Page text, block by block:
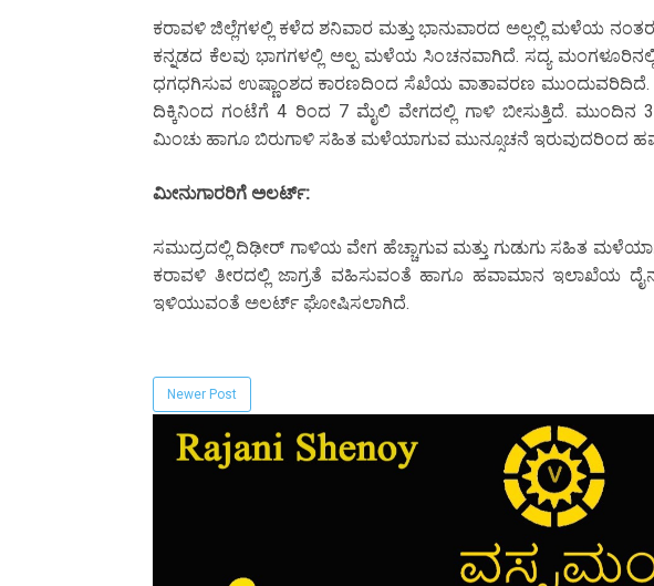
ಕರಾವಳಿ ಜಿಲ್ಲೆಗಳಲ್ಲಿ ಕಳೆದ ಶನಿವಾರ ಮತ್ತು ಭಾನುವಾರದ ಅಲ್ಲಲ್ಲಿ ಮಳೆಯ
ಕನ್ನಡದ ಕೆಲವು ಭಾಗಗಳಲ್ಲಿ ಅಲ್ಪ ಮಳೆಯ ಸಿಂಚನವಾಗಿದೆ. ಸದ್ಯ
ಧಗಧಗಿಸುವ ಉಷ್ಣಾಂಶದ ಕಾರಣದಿಂದ ಸೆಖೆಯ ವಾತಾವರಣ ಮುಂದುವರಿದಿದೆ.
ದಿಕ್ಕಿನಿಂದ ಗಂಟೆಗೆ 4 ರಿಂದ 7 ಮೈಲಿ ವೇಗದಲ್ಲಿ ಗಾಳಿ ಬೀಸುತ್ತಿದೆ. ಮುಂದಿನ
ಮಿಂಚು ಹಾಗೂ ಬಿರುಗಾಳಿ ಸಹಿತ ಮಳೆಯಾಗುವ ಮುನ್ಸೂಚನೆ ಇರುವುದರಿಂದ
ಮೀನುಗಾರರಿಗೆ ಅಲರ್ಟ್:
ಸಮುದ್ರದಲ್ಲಿ ದಿಢೀರ್ ಗಾಳಿಯ ವೇಗ ಹೆಚ್ಚಾಗುವ ಮತ್ತು ಗುಡುಗು ಸಹಿತ
ಕರಾವಳಿ ತೀರದಲ್ಲಿ ಜಾಗ್ರತೆ ವಹಿಸುವಂತೆ ಹಾಗೂ ಹವಾಮಾನ ಇಲಾಖೆಯ
ಇಳಿಯುವಂತೆ ಅಲರ್ಟ್ ಘೋಷಿಸಲಾಗಿದೆ.
Newer Post